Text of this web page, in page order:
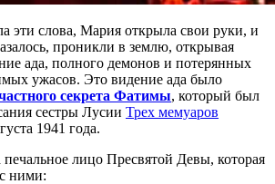
эти слова, Мария открыла свои руки, и
проникли в землю, открывая
ада, полного демонов и потерянных
ужасов. Это видение ада было
секрета Фатимы, который был
сестры Лусии Трех мемуаров
1941 года.
лицо Пресвятой Девы, которая
ними: